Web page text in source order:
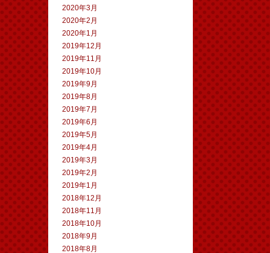
2020年3月
2020年2月
2020年1月
2019年12月
2019年11月
2019年10月
2019年9月
2019年8月
2019年7月
2019年6月
2019年5月
2019年4月
2019年3月
2019年2月
2019年1月
2018年12月
2018年11月
2018年10月
2018年9月
2018年8月